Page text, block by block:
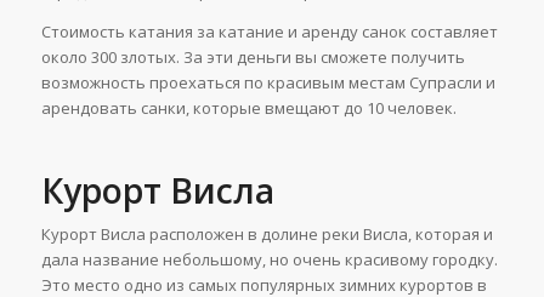
Стоимость катания за катание и аренду санок составляет
около 300 злотых. За эти деньги вы сможете получить
возможность проехаться по красивым местам Супрасли и
арендовать санки, которые вмещают до 10 человек.
Курорт Висла
Курорт Висла расположен в долине реки Висла, которая и
дала название небольшому, но очень красивому городку.
Это место одно из самых популярных зимних курортов в